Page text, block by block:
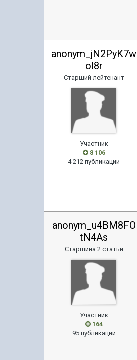
anonym_jN2PyK7w
ol8r
Старший лейтенант
Участник
8 106
4 212 публикации
anonym_u4BM8FO
tN4As
Старшина 2 статьи
Участник
164
95 публикаций